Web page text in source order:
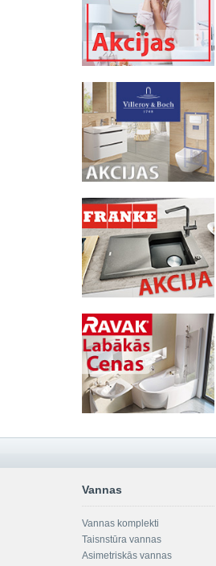
Vannas
Vannas komplekti
Taisnstūra vannas
Asimetriskās vannas